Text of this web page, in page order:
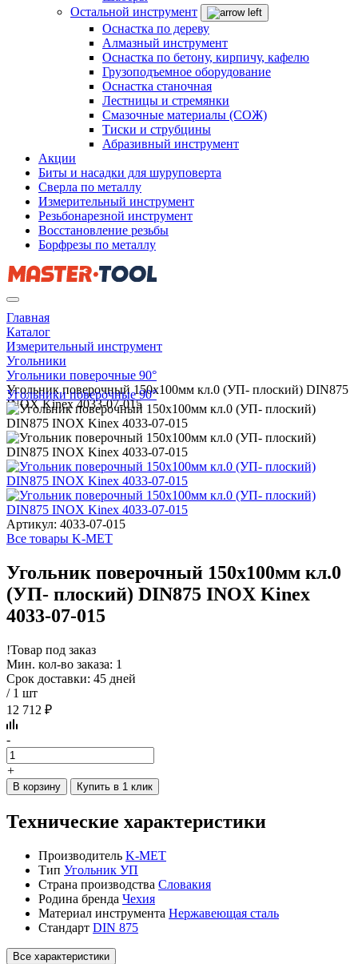
Остальной инструмент
Оснастка по дереву
Алмазный инструмент
Оснастка по бетону, кирпичу, кафелю
Грузоподъемное оборудование
Оснастка станочная
Лестницы и стремянки
Смазочные материалы (СОЖ)
Тиски и струбцины
Абразивный инструмент
Акции
Биты и насадки для шуруповерта
Сверла по металлу
Измерительный инструмент
Резьбонарезной инструмент
Восстановление резьбы
Борфрезы по металлу
Главная
Каталог
Измерительный инструмент
Угольники
Угольники поверочные 90°
Угольник поверочный 150х100мм кл.0 (УП- плоский) DIN875
INOX Kinex 4033-07-015
Угольники поверочные 90°
Артикул: 4033-07-015
Все товары K-MET
Угольник поверочный 150х100мм кл.0
(УП- плоский) DIN875 INOX Kinex
4033-07-015
!Товар под заказ
Мин. кол-во заказа: 1
Срок доставки: 45 дней
/ 1 шт
12 712 ₽
-
+
В корзину Купить в 1 клик
Технические характеристики
Производитель K-MET
Тип Угольник УП
Страна производства Словакия
Родина бренда Чехия
Материал инструмента Нержавеющая сталь
Стандарт DIN 875
Все характеристики